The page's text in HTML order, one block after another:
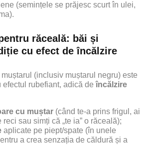
(semințele se prăjesc scurt în ulei,
răceală: băi și
cu efect de încălzire
muștarul (inclusiv muștarul negru) este
efectul rubefiant, adică deîncălzire
cu muștar (când te-a prins frigul, ai
sau simți că „te ia” o răceală);
aplicate pe piept/spate (în unele
a crea senzația de căldură și a